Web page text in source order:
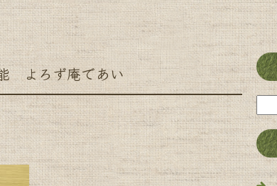
よろず庵であい